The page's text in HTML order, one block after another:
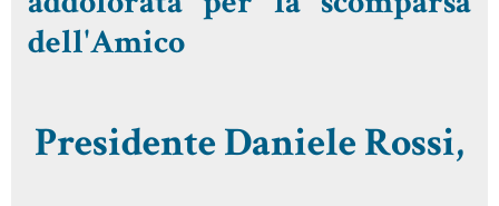
dell'Amico
Presidente Daniele Rossi,